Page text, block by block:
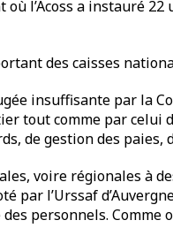
l’Acoss a instauré
des caisses
insuffisante par la
tout comme par
de gestion des
voire régionales à
l’Urssaf
personnels. Comme